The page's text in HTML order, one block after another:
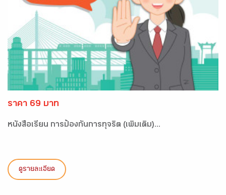
ราคา 69 บาท
หนังสือเรียน การป้องกันการทุจริต (เพิ่มเติม)...
ดูรายละเอียด